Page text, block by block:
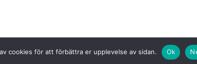
cookies för att förbättra er upplevelse av sidan. Ok